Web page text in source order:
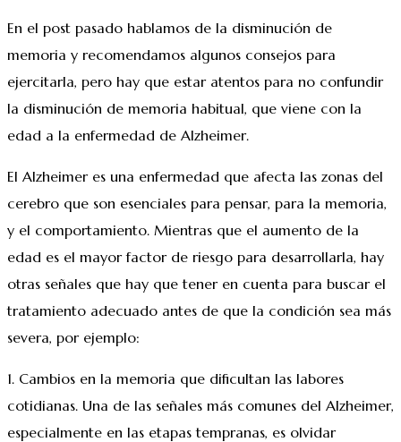
En el post pasado hablamos de la disminución de
memoria y recomendamos algunos consejos para
ejercitarla, pero hay que estar atentos para no confundir
la disminución de memoria habitual, que viene con la
edad a la enfermedad de Alzheimer.
El Alzheimer es una enfermedad que afecta las zonas del
cerebro que son esenciales para pensar, para la memoria,
y el comportamiento. Mientras que el aumento de la
edad es el mayor factor de riesgo para desarrollarla, hay
otras señales que hay que tener en cuenta para buscar el
tratamiento adecuado antes de que la condición sea más
severa, por ejemplo:
1. Cambios en la memoria que dificultan las labores
cotidianas. Una de las señales más comunes del Alzheimer,
especialmente en las etapas tempranas, es olvidar